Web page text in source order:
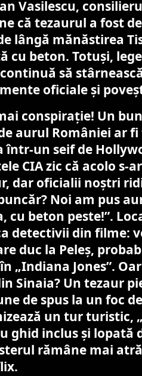
Vasilescu,
că tezaurul a fost
lângă mănăstirea
cu beton. Totuși,
să
oficiale și
conspirație! Un
aurul României ar
într-un seif de
CIA zic că acolo s-
dar oficialii noștri
Noi am pus
cu beton peste!”.
detectivii din filme:
duc la Peleș,
„Indiana Jones”.
Sinaia? Un tezaur
de spus la un foc
un tur turistic,
ghid inclus și lopată
rămâne mai